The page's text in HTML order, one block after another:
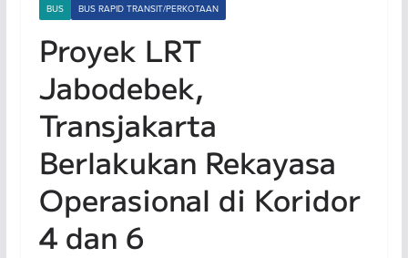
BUS BUS RAPID TRANSIT/PERKOTAAN
Proyek LRT
Jabodebek,
Transjakarta
Berlakukan Rekayasa
Operasional di Koridor
4 dan 6